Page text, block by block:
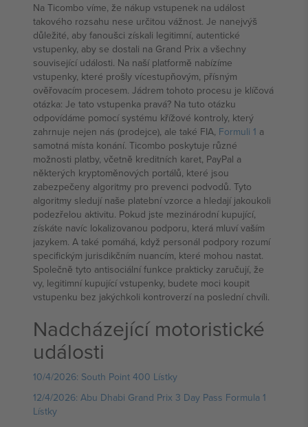
Na Ticombo víme, že nákup vstupenek na událost
takového rozsahu nese určitou vážnost. Je nanejvýš
důležité, aby fanoušci získali legitimní, autentické
vstupenky, aby se dostali na Grand Prix a všechny
související události. Na naší platformě nabízíme
vstupenky, které prošly vícestupňovým, přísným
ověřovacím procesem. Jádrem tohoto procesu je klíčová
otázka: Je tato vstupenka pravá? Na tuto otázku
odpovídáme pomocí systému křížové kontroly, který
zahrnuje nejen nás (prodejce), ale také FIA, Formuli 1 a
samotná místa konání. Ticombo poskytuje různé
možnosti platby, včetně kreditních karet, PayPal a
některých kryptoměnových portálů, které jsou
zabezpečeny algoritmy pro prevenci podvodů. Tyto
algoritmy sledují naše platební vzorce a hledají jakoukoli
podezřelou aktivitu. Pokud jste mezinárodní kupující,
získáte navíc lokalizovanou podporu, která mluví vaším
jazykem. A také pomáhá, když personál podpory rozumí
specifickým jurisdikčním nuancím, které mohou nastat.
Společně tyto antisociální funkce prakticky zaručují, že
vy, legitimní kupující vstupenky, budete moci koupit
vstupenku bez jakýchkoli kontroverzí na poslední chvíli.
Nadcházející motoristické
události
10/4/2026: South Point 400 Lístky
12/4/2026: Abu Dhabi Grand Prix 3 Day Pass Formula 1
Lístky